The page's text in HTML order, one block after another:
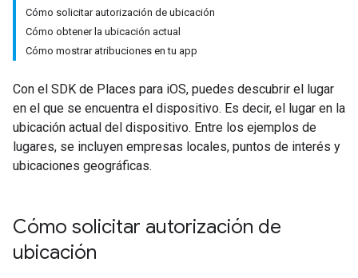
Cómo solicitar autorización de ubicación
Cómo obtener la ubicación actual
Cómo mostrar atribuciones en tu app
Con el SDK de Places para iOS, puedes descubrir el lugar
en el que se encuentra el dispositivo. Es decir, el lugar en la
ubicación actual del dispositivo. Entre los ejemplos de
lugares, se incluyen empresas locales, puntos de interés y
ubicaciones geográficas.
Cómo solicitar autorización de
ubicación